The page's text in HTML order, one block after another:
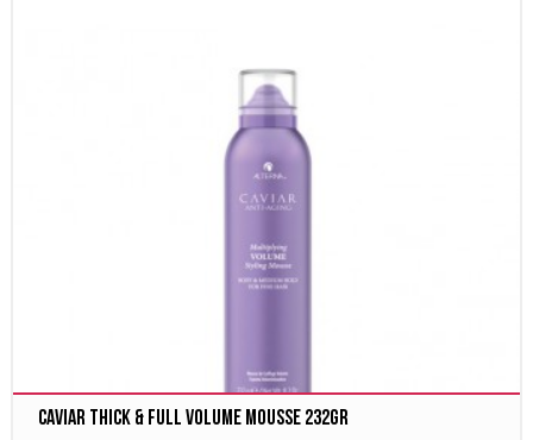
Caviar Thick & Full Volume Mousse 232gr